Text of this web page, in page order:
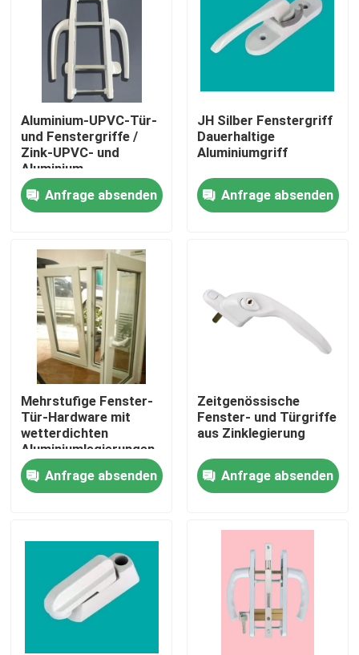
Haus
Videos
Über uns
Fabrik-Ausflug
Qualitätskontrolle
Treten Sie mit uns in Verbindung
Fordern Sie ein Zitat
UPVC-Tür-Profile
Aluminium-UPVC-Tür-
und Fenstergriffe /
Zink-UPVC- und
Aluminium-
Fensterhardware
Anfrage absenden
JH Silber Fenstergriff
Dauerhaltige
Aluminiumgriff
Anfrage absenden
Mehrstufige Fenster-
Tür-Hardware mit
wetterdichten
Aluminiumlegierungen
Anfrage absenden
Zeitgenössische
Fenster- und Türgriffe
aus Zinklegierung
Anfrage absenden